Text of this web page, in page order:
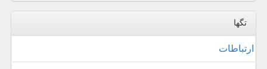
تگها
ارتباطات